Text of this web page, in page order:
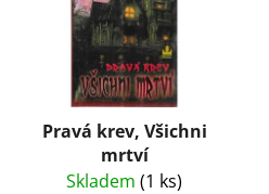
Pravá krev, Všichni
mrtví
Skladem (1 ks)